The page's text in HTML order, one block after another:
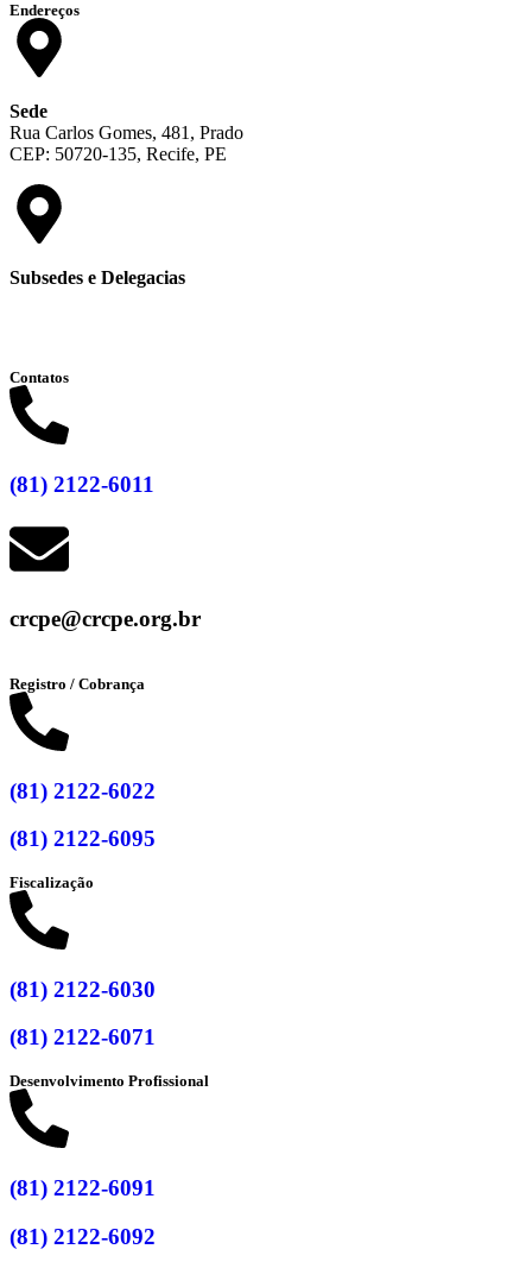
Endereços
Sede
Rua Carlos Gomes, 481, Prado
CEP: 50720-135, Recife, PE
Subsedes e Delegacias
Contatos
(81) 2122-6011
crcpe@crcpe.org.br
Registro / Cobrança
(81) 2122-6022
(81) 2122-6095
Fiscalização
(81) 2122-6030
(81) 2122-6071
Desenvolvimento Profissional
(81) 2122-6091
(81) 2122-6092